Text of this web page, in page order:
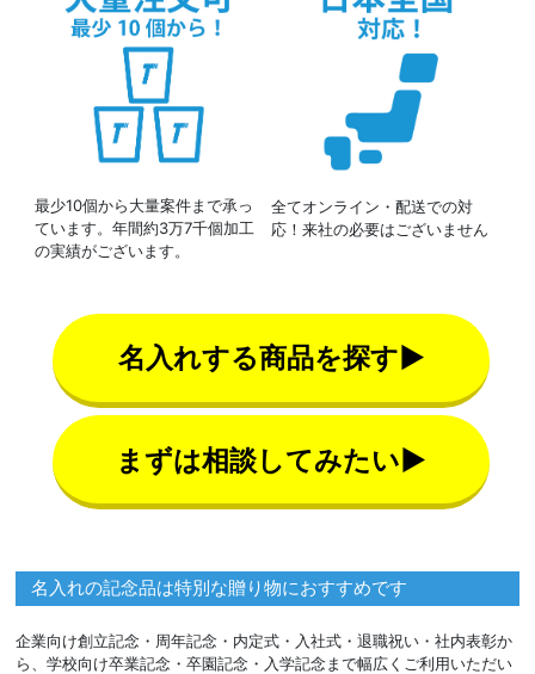
最少10個から大量案件まで承っ
ています。年間約3万7千個加工
の実績がございます。
全てオンライン・配送での対
応！来社の必要はございません
名入れする商品を探す▶
まずは相談してみたい▶
名入れの記念品は特別な贈り物におすすめです
企業向け創立記念・周年記念・内定式・入社式・退職祝い・社内表彰か
ら、学校向け卒業記念・卒園記念・入学記念まで幅広くご利用いただい